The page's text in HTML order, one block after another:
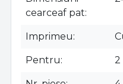
cearceaf pat
Imprimeu
Pentru 2